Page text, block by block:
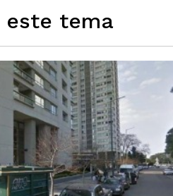
este tema